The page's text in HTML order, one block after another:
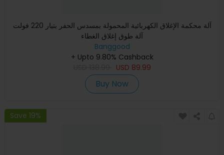
آلة محكمة الإغلاق الكهربائية المحمولة بمسدس الحفر بتيار 220 فولت
آلة طوق إغلاق الغطاء
Banggood
+ Upto 9.80% Cashback
USD 89.99
Buy Now
Save 19%